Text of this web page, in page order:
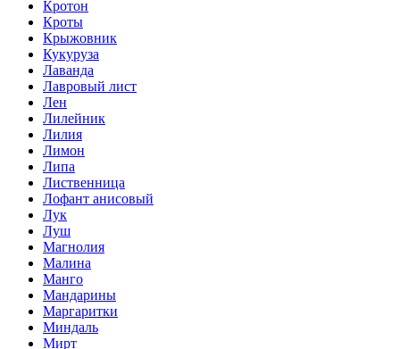
Кротон
Кроты
Крыжовник
Кукуруза
Лаванда
Лавровый лист
Лен
Лилейник
Лилия
Лимон
Липа
Лиственница
Лофант анисовый
Лук
Луш
Магнолия
Малина
Манго
Мандарины
Маргаритки
Миндаль
Мирт